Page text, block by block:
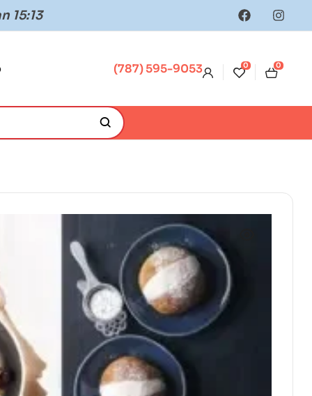
15:13
(787) 595-9053 0 0